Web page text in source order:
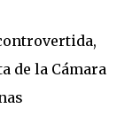
de la Cámara